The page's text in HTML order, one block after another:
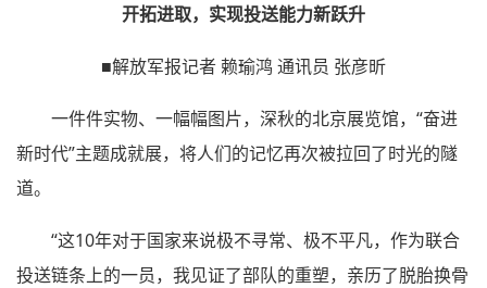
开拓进取，实现投送能力新跃升
■解放军报记者 赖瑜鸿 通讯员 张彦昕
一件件实物、一幅幅图片，深秋的北京展览馆，“奋进
新时代”主题成就展，将人们的记忆再次被拉回了时光的隧
道。
“这10年对于国家来说极不寻常、极不平凡，作为联合
投送链条上的一员，我见证了部队的重塑，亲历了脱胎换骨